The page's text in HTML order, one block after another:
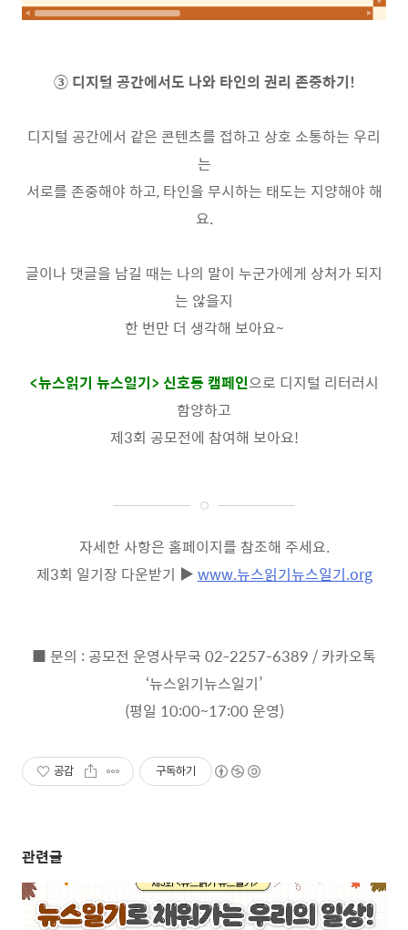
③ 디지털 공간에서도 나와 타인의 권리 존중하기!
디지털 공간에서 같은 콘텐츠를 접하고 상호 소통하는 우리
는
서로를 존중해야 하고, 타인을 무시하는 태도는 지양해야 해
요.
글이나 댓글을 남길 때는 나의 말이 누군가에게 상처가 되지
는 않을지
한 번만 더 생각해 보아요~
<뉴스읽기 뉴스일기> 신호등 캠페인으로 디지털 리터러시
함양하고
제3회 공모전에 참여해 보아요!
자세한 사항은 홈페이지를 참조해 주세요.
제3회 일기장 다운받기 ▶ www.뉴스읽기뉴스일기.org
■ 문의 : 공모전 운영사무국 02-2257-6389 / 카카오톡
‘뉴스읽기뉴스일기’
(평일 10:00~17:00 운영)
공감 구독하기
관련글